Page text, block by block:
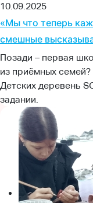
10.09.2025
«Мы что теперь
смешные
Позади – первая
из приёмных
Детских деревень
задании.